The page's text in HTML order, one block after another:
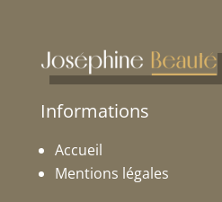
Informations
Accueil
Mentions légales